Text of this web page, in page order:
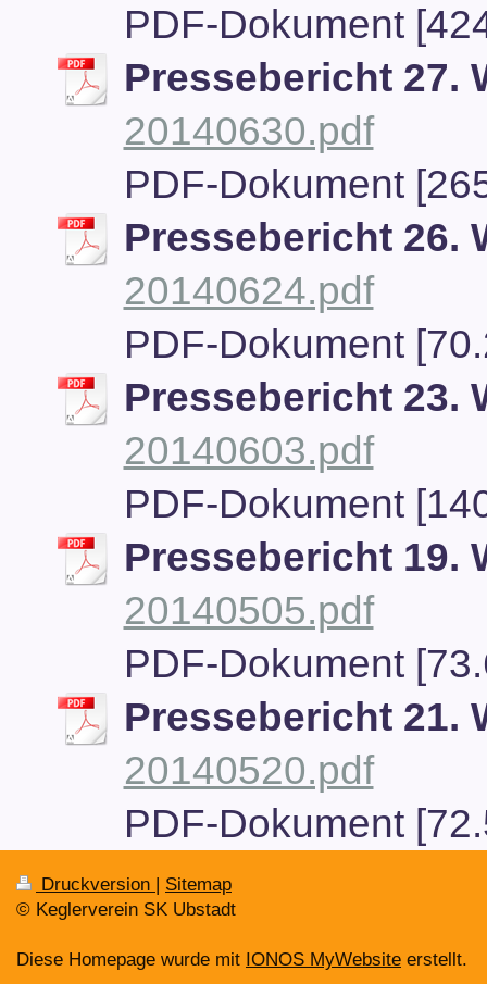
PDF-Dokument
Pressebericht 27.
20140630.pdf
PDF-Dokument
Pressebericht 26.
20140624.pdf
PDF-Dokument
Pressebericht 23.
20140603.pdf
PDF-Dokument
Pressebericht 19.
20140505.pdf
PDF-Dokument
Pressebericht 21.
20140520.pdf
PDF-Dokument
Druckversion | Sitemap
© Keglerverein SK Ubstadt
Diese Homepage wurde mit IONOS MyWebsite erstellt.